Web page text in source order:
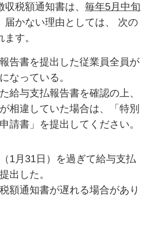
税額通知書は、 毎年5月中旬
届かない理由としては、 次の
す。
告書を提出した従業員全員が
なっている。
給与支払報告書を確認の上、
相違していた場合は、「特別
請書」を提出してください。
1月31日）を過ぎて給与支払
出した。
額通知書が遅れる場合があり